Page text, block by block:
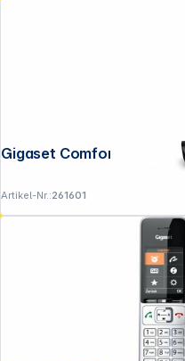
Artikel-Nr.:261601